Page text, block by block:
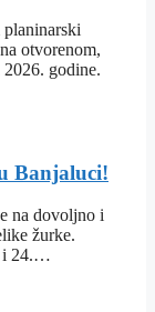
otvorenom,
godine.
Banjaluci!
na dovoljno i
žurke.
i 24.…